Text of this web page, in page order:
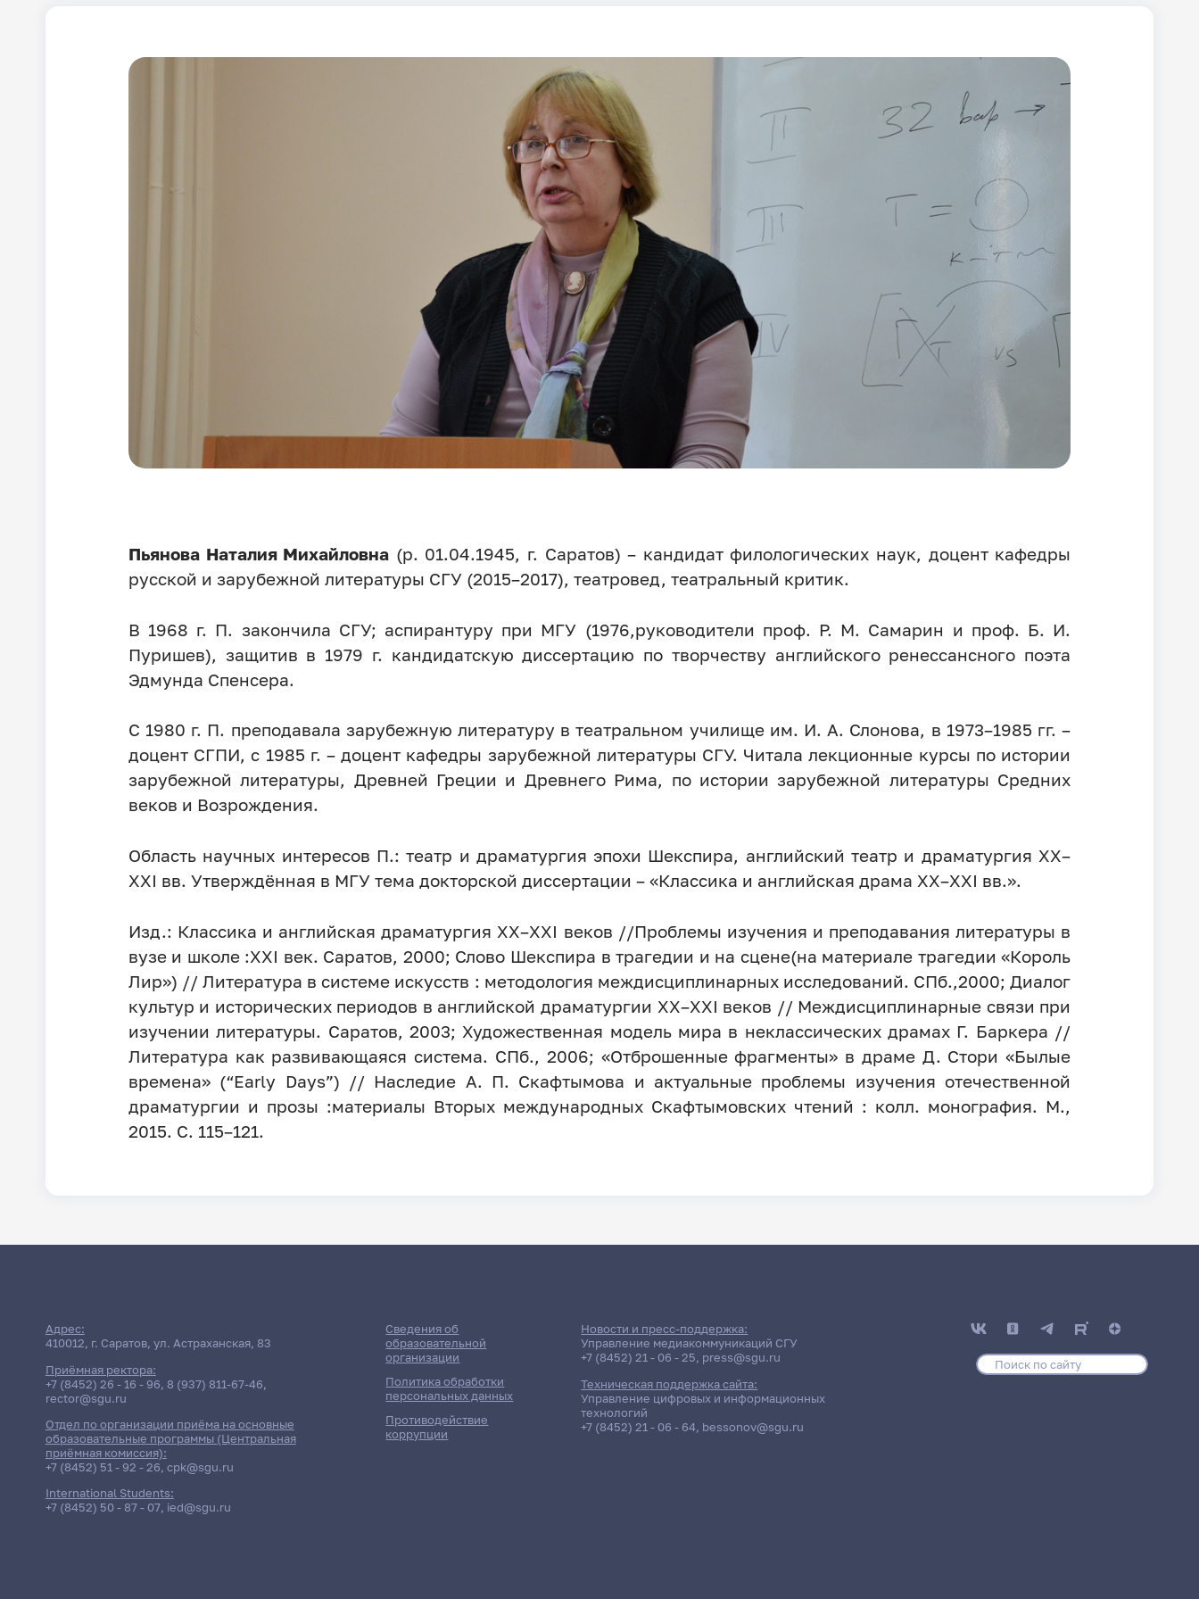
Пьянова Наталия Михайловна (р. 01.04.1945, г. Саратов) – кандидат филологических наук, доцент кафедры
русской и зарубежной литературы СГУ (2015–2017), театровед, театральный критик.
В 1968 г. П. закончила СГУ; аспирантуру при МГУ (1976,руководители проф. Р. М. Самарин и проф. Б. И.
Пуришев), защитив в 1979 г. кандидатскую диссертацию по творчеству английского ренессансного поэта
Эдмунда Спенсера.
С 1980 г. П. преподавала зарубежную литературу в театральном училище им. И. А. Слонова, в 1973–1985 гг. –
доцент СГПИ, с 1985 г. – доцент кафедры зарубежной литературы СГУ. Читала лекционные курсы по истории
зарубежной литературы, Древней Греции и Древнего Рима, по истории зарубежной литературы Средних
веков и Возрождения.
Область научных интересов П.: театр и драматургия эпохи Шекспира, английский театр и драматургия XX–
XXI вв. Утверждённая в МГУ тема докторской диссертации – «Классика и английская драма XX–XXI вв.».
Изд.: Классика и английская драматургия ХХ–XXI веков //Проблемы изучения и преподавания литературы в
вузе и школе :XXI век. Саратов, 2000; Слово Шекспира в трагедии и на сцене(на материале трагедии «Король
Лир») // Литература в системе искусств : методология междисциплинарных исследований. СПб.,2000; Диалог
культур и исторических периодов в английской драматургии ХХ–XXI веков // Междисциплинарные связи при
изучении литературы. Саратов, 2003; Художественная модель мира в неклассических драмах Г. Баркера //
Литература как развивающаяся система. СПб., 2006; «Отброшенные фрагменты» в драме Д. Стори «Былые
времена» (“Early Days”) // Наследие А. П. Скафтымова и актуальные проблемы изучения отечественной
драматургии и прозы :материалы Вторых международных Скафтымовских чтений : колл. монография. М.,
2015. С. 115–121.
Адрес:
410012, г. Саратов, ул. Астраханская, 83
Приёмная ректора:
+7 (8452) 26 - 16 - 96, 8 (937) 811-67-46,
rector@sgu.ru
Отдел по организации приёма на основные
образовательные программы (Центральная
приёмная комиссия):
+7 (8452) 51 - 92 - 26, cpk@sgu.ru
International Students:
+7 (8452) 50 - 87 - 07, ied@sgu.ru
Сведения об
образовательной
организации
Политика обработки
персональных данных
Противодействие
коррупции
Новости и пресс-поддержка:
Управление медиакоммуникаций СГУ
+7 (8452) 21 - 06 - 25, press@sgu.ru
Техническая поддержка сайта:
Управление цифровых и информационных
технологий
+7 (8452) 21 - 06 - 64, bessonov@sgu.ru